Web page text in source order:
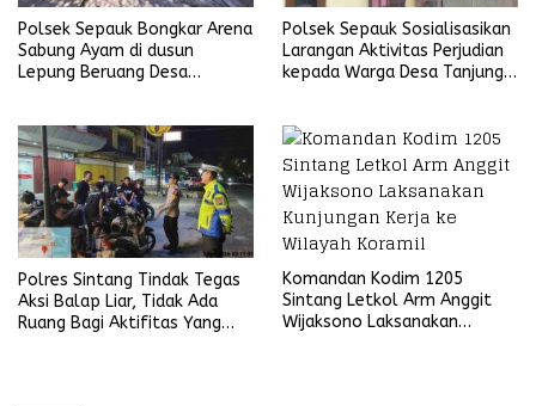
Polsek Sepauk Bongkar Arena
Sabung Ayam di dusun
Lepung Beruang Desa
Polsek Sepauk Sosialisasikan
Larangan Aktivitas Perjudian
kepada Warga Desa Tanjung
Polres Sintang Tindak Tegas
Aksi Balap Liar, Tidak Ada
Ruang Bagi Aktifitas Yang
Komandan Kodim 1205
Sintang Letkol Arm Anggit
Wijaksono Laksanakan